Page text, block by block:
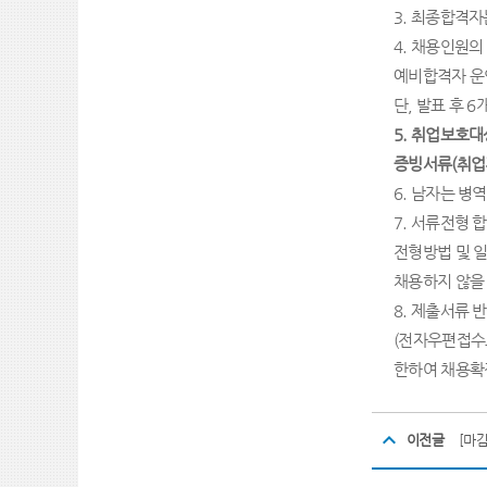
3. 최종합격
4. 채용인원의
예비합격자
단, 발표 후6
5. 취업보호대
증빙서류(취
6. 남자는 병
7. 서류전형
전형방법 및
채용하지 않
8. 제출서류
(전자우편접
한하여 채용
이전글 [마